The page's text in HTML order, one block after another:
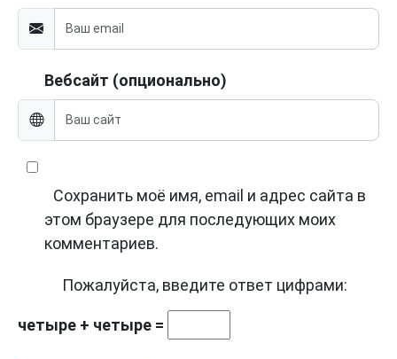
Вебсайт (опционально)
Сохранить моё имя, email и адрес сайта в
этом браузере для последующих моих
комментариев.
Пожалуйста, введите ответ цифрами:
четыре + четыре =